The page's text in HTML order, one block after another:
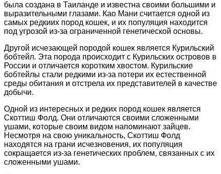
была создана в Таиланде и известна своими большими и
выразительными глазами. Као Мани считается одной из
самых редкиих пород кошек, и их популяция находится
под угрозой из-за ограниченной генетической основы.
Другой исчезающей породой кошек является Курильский
бобтейл. Эта порода происходит с Курильских островов в
России и отличается коротким хвостом. Курильские
бобтейлы стали редкими из-за потери их естественной
среды обитания и отстрела их представителей в качестве
добычи.
Одной из интересных и редких пород кошек является
Скоттиш Фолд. Они отличаются своими сложенными
ушами, которые своим видом напоминают зайцев.
Несмотря на свою уникальность, Скоттиш Фолд
находятся на грани исчезновения, их популяция
сокращается из-за генетических проблем, связанных с их
сложенными ушами.